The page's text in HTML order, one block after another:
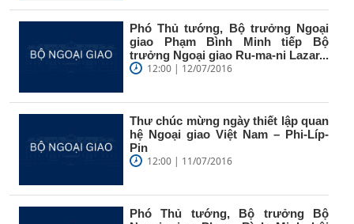
Phó Thủ tướng, Bộ trưởng Ngoại
giao Phạm Bình Minh tiếp Bộ
trưởng Ngoại giao Ru-ma-ni Lazar...
12:00 | 12/07/2016
Thư chúc mừng ngày thiết lập quan
hệ Ngoại giao Việt Nam – Phi-Líp-
Pin
12:00 | 11/07/2016
Phó Thủ tướng, Bộ trưởng Bộ